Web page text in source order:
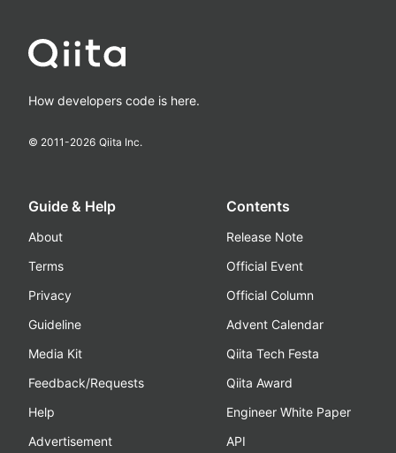
How developers code is here.
© 2011-2026 Qiita Inc.
Guide & Help
About
Terms
Privacy
Guideline
Media Kit
Feedback/Requests
Help
Advertisement
Contents
Release Note
Official Event
Official Column
Advent Calendar
Qiita Tech Festa
Qiita Award
Engineer White Paper
API